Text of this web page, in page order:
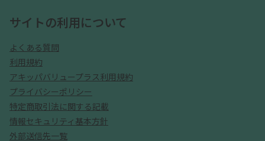
サイトの利用について
よくある質問
利用規約
アキッパバリュープラス利用規約
プライバシーポリシー
特定商取引法に関する記載
情報セキュリティ基本方針
外部送信先一覧